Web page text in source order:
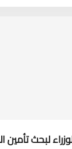
لبحث تأمين